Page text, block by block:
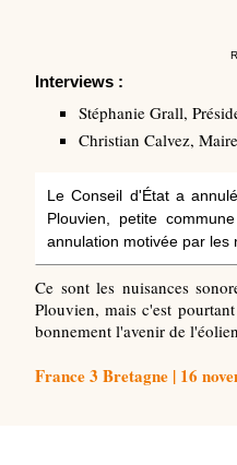
Interviews :
Stéphanie Grall,
Christian Calvez,
Le Conseil d'État a
Plouvien, petite
annulation motivée par les
Ce sont les nuisances
Plouvien, mais c'est
bonnement l'avenir de
France 3 Bretagne | 16